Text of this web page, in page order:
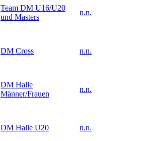
Team DM U16/U20
und Masters
n.n.
DM Cross n.n.
DM Halle
Männer/Frauen
n.n.
DM Halle U20 n.n.